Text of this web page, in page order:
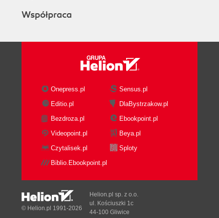
Współpraca
Onepress.pl
Sensus.pl
Editio.pl
DlaBystrzakow.pl
Bezdroza.pl
Ebookpoint.pl
Videopoint.pl
Beya.pl
Czytalisek.pl
Sploty
Biblio.Ebookpoint.pl
© Helion.pl 1991-2026
Helion.pl sp. z o.o.
ul. Kościuszki 1c
44-100 Gliwice